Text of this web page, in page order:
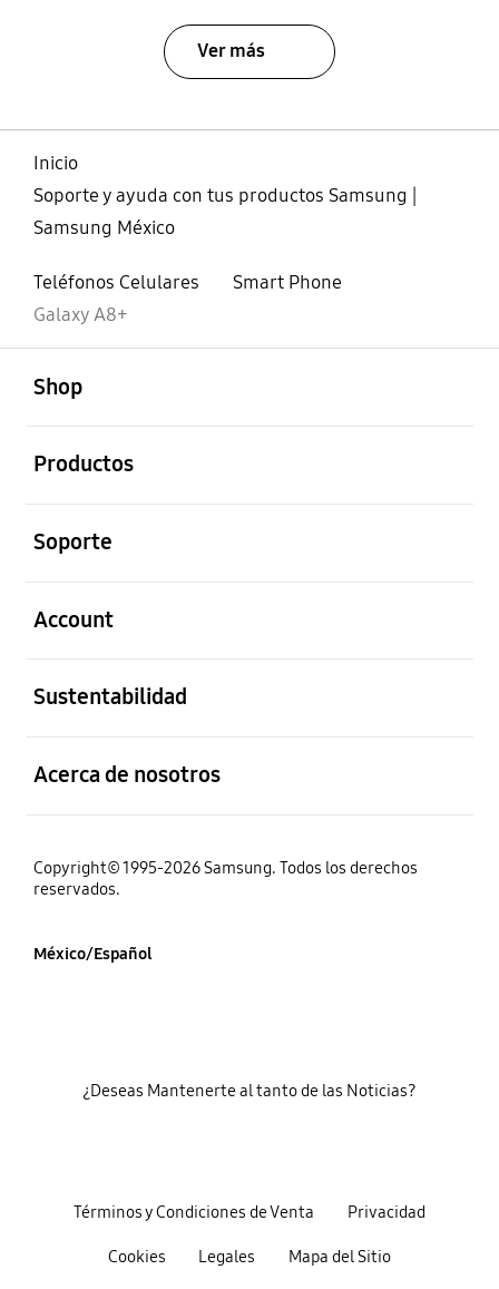
Ver más
Inicio
Soporte y ayuda con tus productos Samsung |
Samsung México
Teléfonos Celulares
Smart Phone
Galaxy A8+
Shop
Productos
Soporte
Account
Sustentabilidad
Acerca de nosotros
Copyright© 1995-2026 Samsung. Todos los derechos
reservados.
México/Español
Términos y Condiciones de Venta Privacidad
Cookies Legales Mapa del Sitio
¿Deseas Mantenerte al tanto de las Noticias?